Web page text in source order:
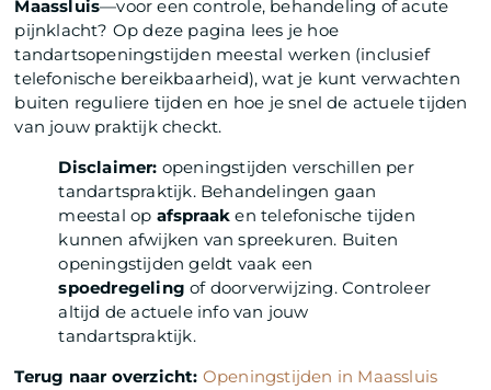
Maassluis—voor een controle, behandeling of acute
pijnklacht? Op deze pagina lees je hoe
tandartsopeningstijden meestal werken (inclusief
telefonische bereikbaarheid), wat je kunt verwachten
buiten reguliere tijden en hoe je snel de actuele tijden
van jouw praktijk checkt.
Disclaimer: openingstijden verschillen per
tandartspraktijk. Behandelingen gaan
meestal op afspraak en telefonische tijden
kunnen afwijken van spreekuren. Buiten
openingstijden geldt vaak een
spoedregeling of doorverwijzing. Controleer
altijd de actuele info van jouw
tandartspraktijk.
Terug naar overzicht: Openingstijden in Maassluis